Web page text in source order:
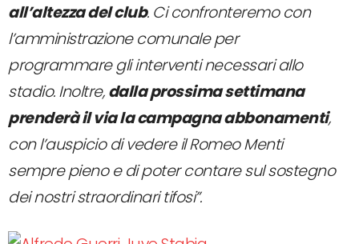
all’altezza del club. Ci confronteremo con
l’amministrazione comunale per
programmare gli interventi necessari allo
stadio. Inoltre,dalla prossima settimana
prenderà il via la campagna abbonamenti,
con l’auspicio di vedere il Romeo Menti
sempre pieno e di poter contare sul sostegno
dei nostri straordinari tifosi”.